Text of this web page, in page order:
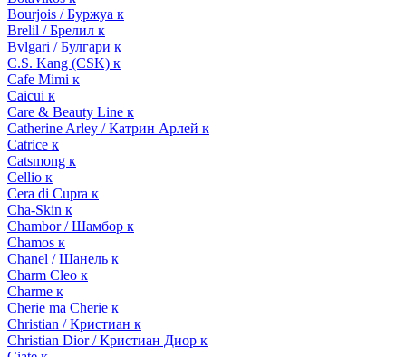
Bourjois / Буржуа к
Brelil / Брелил к
Bvlgari / Булгари к
C.S. Kang (CSK) к
Cafe Mimi к
Caicui к
Care & Beauty Line к
Catherine Arley / Катрин Арлей к
Catrice к
Catsmong к
Cellio к
Cera di Cupra к
Cha-Skin к
Chambor / Шамбор к
Chamos к
Chanel / Шанель к
Charm Cleo к
Charme к
Cherie ma Cherie к
Christian / Кристиан к
Christian Dior / Кристиан Диор к